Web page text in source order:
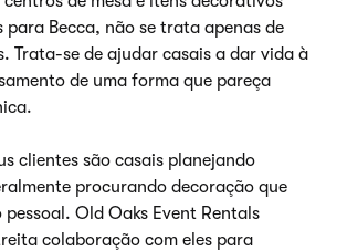
para Becca, não se trata apenas de
Trata-se de ajudar casais a dar vida à
de uma forma que pareça
clientes são casais planejando
procurando decoração que
Old Oaks Event Rentals
colaboração com eles para